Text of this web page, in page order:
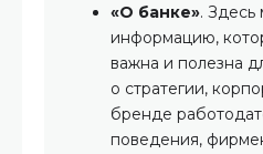
«О банке». Здесь
информацию,
важна и полезна
о стратегии,
бренде
поведения,